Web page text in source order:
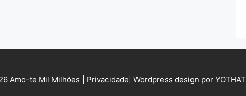
Amo-te Mil Milhões | Privacidade Wordpress design por YOTHAT